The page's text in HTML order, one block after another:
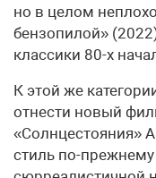
но в целом
бензопилой»
классики 80-х
К этой же
отнести новый
«Солнцестояния»
стиль по-прежнему